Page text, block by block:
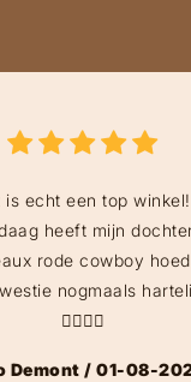
is echt een top
heeft mijn
rode cowboy
nogmaals
👍🏻👍🏻
Demont / 01-08-